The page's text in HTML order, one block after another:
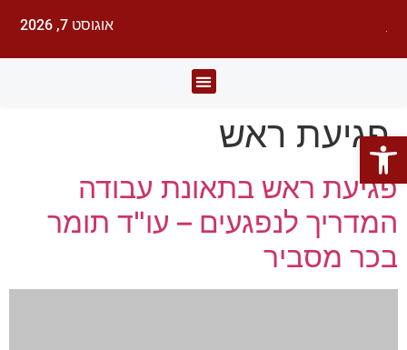
אוגוסט 7, 2026
פגיעת ראש
פגיעת ראש בתאונת עבודה
המדריך לנפגעים – עו"ד תומר
בכר מסביר
פתח סרגל נגישות